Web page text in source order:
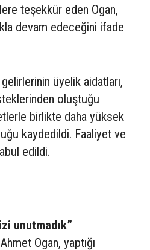
teşekkür eden Ogan,
devam edeceğini ifade
üyelik aidatları,
oluştuğu
birlikte daha yüksek
kaydedildi. Faaliyet ve
edildi.
unutmadık”
Ogan, yaptığı